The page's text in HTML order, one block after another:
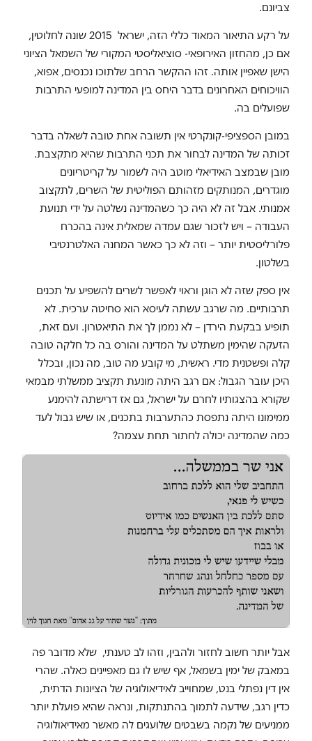
צביונם.
על רקע התיאור המאוד כללי הזה, ישראל 2015 שונה לחלוטין,
אם כן, מהחזון האירופאי- סוציאליסטי המקורי של השמאל הציוני
הישן שאפיין אותה. זהו ההקשר הרחב שלתוכו נכנסים, אפוא,
הוויכוחים האחרונים בדבר היחס בין המדינה למופעי התרבות
שפועלים בה.
במובן הספציפי-קונקרטי אין תשובה אחת טובה לשאלה בדבר
זכותה של המדינה לבחור את תכני התרבות שהיא מתקצבת.
מובן שבמצב האידיאלי מוטב היה לשמור על קריטריונים
מוגדרים, המנותקים מזהותם הפוליטית של השרים, לתקצוב
אמנותי. אבל זה לא היה כך כשהמדינה נשלטה על ידי תנועת
העבודה – ויש לזכור שגם עמדה שמאלית אינה בהכרח
פלורליסטית יותר – וזה לא כך כאשר המחנה האלטרנטיבי
בשלטון.
אין ספק שזה לא הוגן וראוי לאפשר לשרים להשפיע על תכנים
תרבותיים. מה שרגב עשתה לעיסא הוא סחיטה ערכית. לא
תופיע בבקעת הירדן – לא נממן לך את התיאטרון. ועם זאת,
הזעקה שהימין משתלט על המדינה והורס בה כל חלקה טובה
קלה ופשטנית מדי. ראשית, מי קובע מה טוב, מה נכון, ובכלל
היכן עובר הגבול: אם רגב היתה מונעת תקציב ממשלתי מבמאי
שקורא בהצגותיו לחרם על ישראל, גם אז דרישתה להימנע
ממימונו היתה נתפסת כהתערבות בתכנים, או שיש גבול לעד
כמה שהמדינה יכולה לחתור תחת עצמה?
אבל יותר חשוב לחזור ולהבין, וזהו לב טענתי, שלא מדובר פה
במאבק של ימין בשמאל, אף שיש לו גם מאפיינים כאלה. שהרי
אין דין נפתלי בנט, שמחוייב לאידיאולוגיה של הציונות הדתית,
כדין רגב, שידעה לתמוך בהתנתקות, ונראה שהיא פועלת יותר
ממניעים של נקמה בשבטים שלועגים לה מאשר מאידיאולוגיה